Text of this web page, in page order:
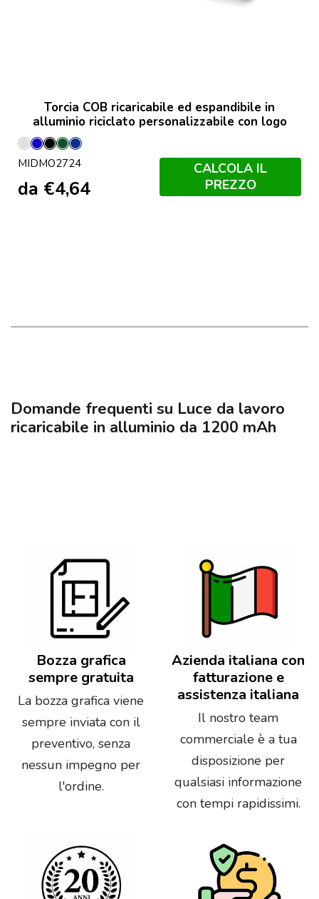
Torcia COB ricaricabile ed espandibile in
alluminio riciclato personalizzabile con logo
Argento
Opaco
BluNero
Verde
Scuro
Francese
Navy
MIDMO2724
da €4,64
CALCOLA IL
PREZZO
Domande frequenti su Luce da lavoro
ricaricabile in alluminio da 1200 mAh
Bozza grafica
sempre gratuita
La bozza grafica viene
sempre inviata con il
preventivo, senza
nessun impegno per
l'ordine.
Azienda italiana con
fatturazione e
assistenza italiana
Il nostro team
commerciale è a tua
disposizione per
qualsiasi informazione
con tempi rapidissimi.